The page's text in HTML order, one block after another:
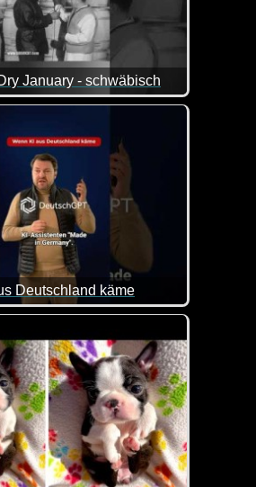
January - schwäbisch
doch eine tolle Lösung gefunden :-)
Deutschland käme
man sich DeutschGPT